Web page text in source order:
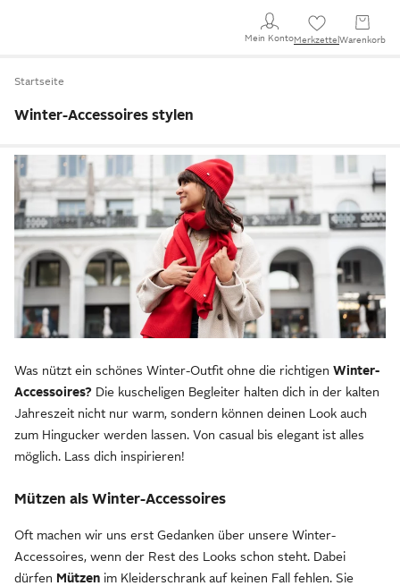
Mein KontoMerkzettel Warenkorb
Startseite
Winter-Accessoires stylen
Was nützt ein schönes Winter-Outfit ohne die richtigen Winter-
Accessoires? Die kuscheligen Begleiter halten dich in der kalten
Jahreszeit nicht nur warm, sondern können deinen Look auch
zum Hingucker werden lassen. Von casual bis elegant ist alles
möglich. Lass dich inspirieren!
Mützen als Winter-Accessoires
Oft machen wir uns erst Gedanken über unsere Winter-
Accessoires, wenn der Rest des Looks schon steht. Dabei
dürfen Mützen im Kleiderschrank auf keinen Fall fehlen. Sie